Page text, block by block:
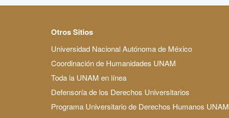
Otros Sitios
Universidad Nacional Autónoma de México
Coordinación de Humanidades UNAM
Toda la UNAM en línea
Defensoría de los Derechos Universitarios
Programa Universitario de Derechos Humanos UNAM